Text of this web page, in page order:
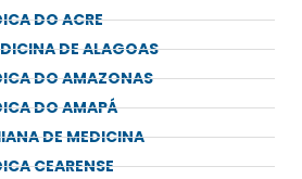
DO ACRE
DE ALAGOAS
DO AMAZONAS
DO AMAPÁ
DE MEDICINA
CEARENSE